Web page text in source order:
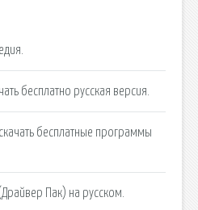
бесплатно русская версия.
бесплатные программы
Пак) на русском.